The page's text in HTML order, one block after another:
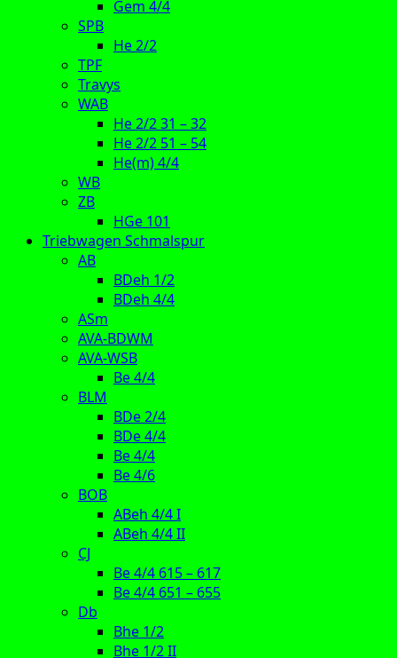
Gem 4/4
SPB
He 2/2
TPF
Travys
WAB
He 2/2 31 – 32
He 2/2 51 – 54
He(m) 4/4
WB
ZB
HGe 101
Triebwagen Schmalspur
AB
BDeh 1/2
BDeh 4/4
ASm
AVA-BDWM
AVA-WSB
Be 4/4
BLM
BDe 2/4
BDe 4/4
Be 4/4
Be 4/6
BOB
ABeh 4/4 I
ABeh 4/4 II
CJ
Be 4/4 615 – 617
Be 4/4 651 – 655
Db
Bhe 1/2
Bhe 1/2 II